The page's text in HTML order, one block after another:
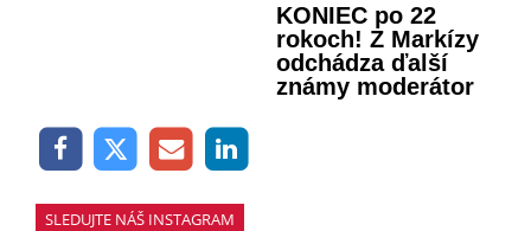
KONIEC po 22
rokoch! Z Markízy
odchádza ďalší
známy moderátor
SLEDUJTE NÁŠ INSTAGRAM